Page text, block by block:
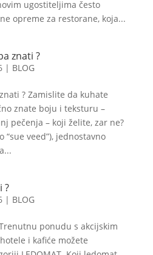
ugostiteljima često
opreme za restorane, koja...
znati ?
| BLOG
? Zamislite da kuhate
znate boju i teksturu –
pečenja – koji želite, zar ne?
“sue veed”), jednostavno
?
| BLOG
ponudu s akcijskim
i kafiće možete